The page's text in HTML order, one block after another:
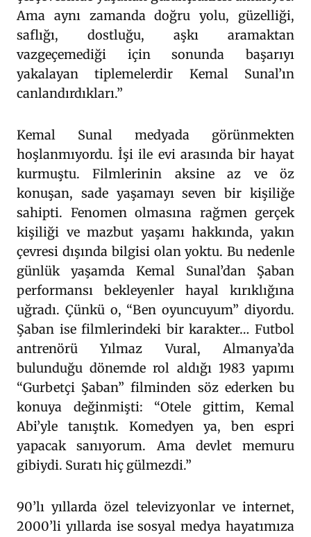
Ama aynı zamanda doğru yolu, güzelliği,
saflığı, dostluğu, aşkı aramaktan
vazgeçemediği için sonunda başarıyı
yakalayan tiplemelerdir Kemal Sunal’ın
canlandırdıkları.”
Kemal Sunal medyada görünmekten
hoşlanmıyordu. İşi ile evi arasında bir hayat
kurmuştu. Filmlerinin aksine az ve öz
konuşan, sade yaşamayı seven bir kişiliğe
sahipti. Fenomen olmasına rağmen gerçek
kişiliği ve mazbut yaşamı hakkında, yakın
çevresi dışında bilgisi olan yoktu. Bu nedenle
günlük yaşamda Kemal Sunal’dan Şaban
performansı bekleyenler hayal kırıklığına
uğradı. Çünkü o, “Ben oyuncuyum” diyordu.
Şaban ise filmlerindeki bir karakter… Futbol
antrenörü Yılmaz Vural, Almanya’da
bulunduğu dönemde rol aldığı 1983 yapımı
“Gurbetçi Şaban” filminden söz ederken bu
konuya değinmişti: “Otele gittim, Kemal
Abi’yle tanıştık. Komedyen ya, ben espri
yapacak sanıyorum. Ama devlet memuru
gibiydi. Suratı hiç gülmezdi.”
90’lı yıllarda özel televizyonlar ve internet,
2000’li yıllarda ise sosyal medya hayatımıza